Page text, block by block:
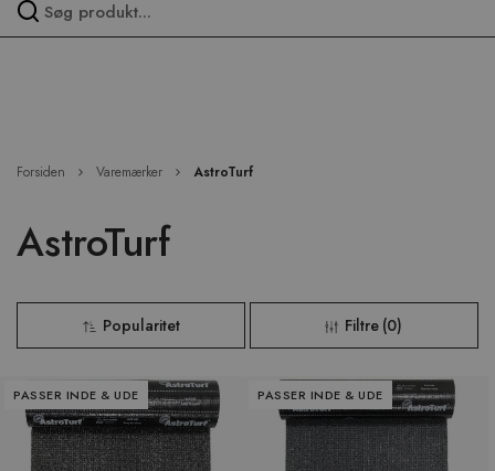
Forsiden Varemærker AstroTurf
AstroTurf
Popularitet Filtre (0)
PASSER INDE & UDE PASSER INDE & UDE